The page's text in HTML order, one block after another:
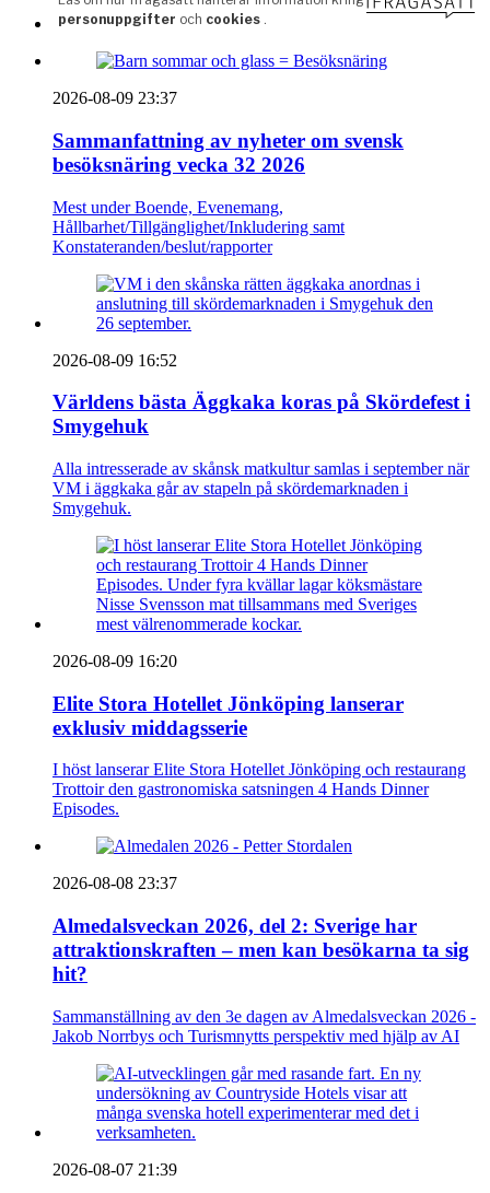
2026-08-09 23:37
Sammanfattning av nyheter om svensk
besöksnäring vecka 32 2026
Mest under Boende, Evenemang,
Hållbarhet/Tillgänglighet/Inkludering samt
Konstateranden/beslut/rapporter
2026-08-09 16:52
Världens bästa Äggkaka koras på Skördefest i
Smygehuk
Alla intresserade av skånsk matkultur samlas i september när
VM i äggkaka går av stapeln på skördemarknaden i
Smygehuk.
2026-08-09 16:20
Elite Stora Hotellet Jönköping lanserar
exklusiv middagsserie
I höst lanserar Elite Stora Hotellet Jönköping och restaurang
Trottoir den gastronomiska satsningen 4 Hands Dinner
Episodes.
2026-08-08 23:37
Almedalsveckan 2026, del 2: Sverige har
attraktionskraften – men kan besökarna ta sig
hit?
Sammanställning av den 3e dagen av Almedalsveckan 2026 -
Jakob Norrbys och Turismnytts perspektiv med hjälp av AI
2026-08-07 21:39